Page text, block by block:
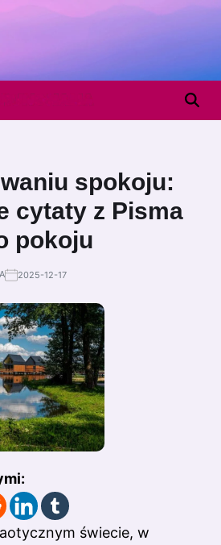
spokoju:
cytaty z Pisma
pokoju
2025-12-17
świecie, w